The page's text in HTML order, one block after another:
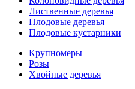
Лиственные деревья
Плодовые деревья
Плодовые кустарники
Крупномеры
Розы
Хвойные деревья